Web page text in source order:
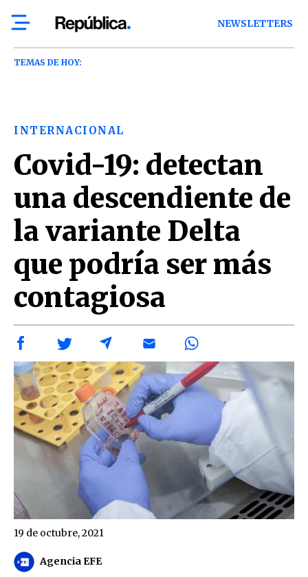
NEWSLETTERS
TEMAS DE HOY:
INTERNACIONAL
Covid-19: detectan
una descendiente de
la variante Delta
que podría ser más
contagiosa
Agencia EFE
19 de octubre, 2021